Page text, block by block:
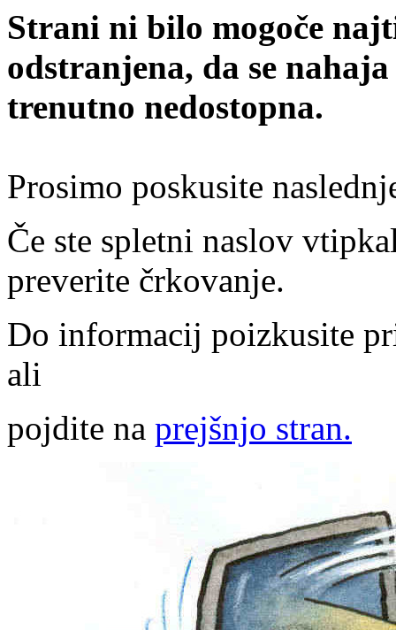
Strani ni bilo mogoče
odstranjena, da se
trenutno nedostopna.
Prosimo poskusite
Če ste spletni naslov
preverite črkovanje.
Do informacij poizkusite
ali
pojdite na prejšnjo stran.